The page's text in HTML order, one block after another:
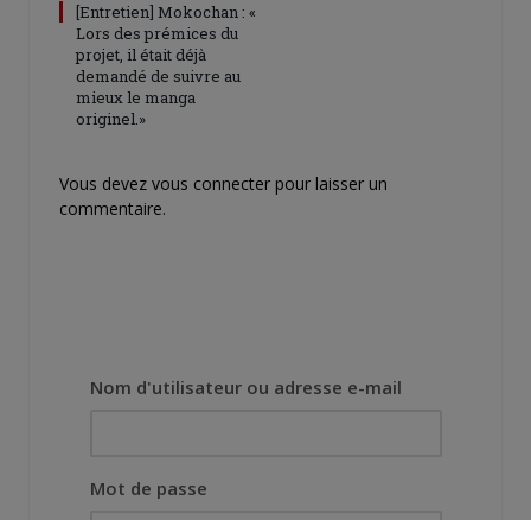
[Entretien] Mokochan : «
Lors des prémices du
projet, il était déjà
demandé de suivre au
mieux le manga
originel.»
Vous devez vous connecter pour laisser un
commentaire.
Nom d'utilisateur ou adresse e-mail
Mot de passe